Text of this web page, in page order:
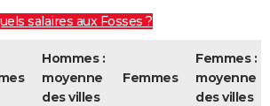
salaires aux Fosses ?
Hommes :
moyenne
des villes
Femmes
Femmes :
moyenne
des villes